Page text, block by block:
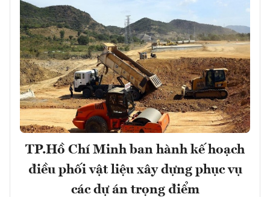
TP.Hồ Chí Minh ban hành kế hoạch
điều phối vật liệu xây dựng phục vụ
các dự án trọng điểm